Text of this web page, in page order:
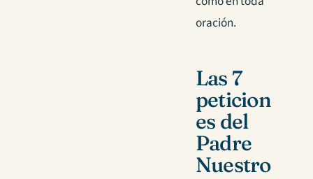
oración.
Las 7
peticion
es del
Padre
Nuestro